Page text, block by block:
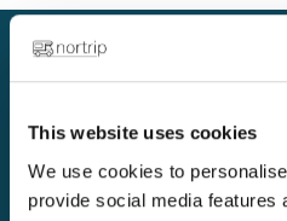
This website uses cookies
We use cookies to
provide social media features
God
Planera nya äventyr i